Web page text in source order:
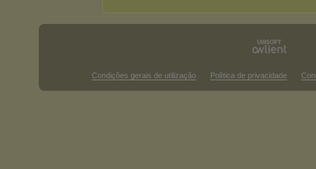
Condições gerais de utilização Política de privacidade